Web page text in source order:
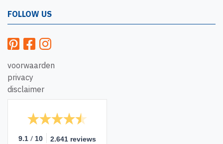
FOLLOW US
voorwaarden
privacy
disclaimer
9.1 / 10 2.641 reviews